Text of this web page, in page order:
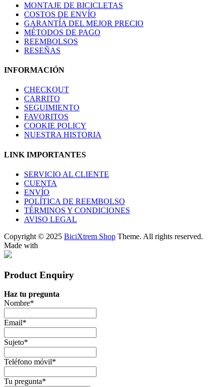
MONTAJE DE BICICLETAS
COSTOS DE ENVÍO
GARANTÍA DEL MEJOR PRECIO
MÉTODOS DE PAGO
REEMBOLSOS
RESEÑAS
INFORMACIÓN
CHECKOUT
CARRITO
SEGUIMIENTO
FAVORITOS
COOKIE POLICY
NUESTRA HISTORIA
LINK IMPORTANTES
SERVICIO AL CLIENTE
CUENTA
ENVÍO
POLÍTICA DE REEMBOLSO
TÉRMINOS Y CONDICIONES
AVISO LEGAL
Copyright © 2025 BiciXtrem Shop Theme. All rights reserved.
Made with
Product Enquiry
Haz tu pregunta
Nombre*
Email*
Sujeto*
Teléfono móvil*
Tu pregunta*